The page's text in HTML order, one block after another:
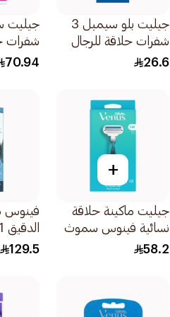
جيليت بلو سيمبل 3
شفرات حلاقة للرجال
للاستخدام الواحد
26.6
شفرات
70.94
+
جيليت ماكينة حلاقة
نسائية فينوس سموث
مقبض واحد وغيارين
58.2
فينوس
الدقيق 1قطعة
129.5